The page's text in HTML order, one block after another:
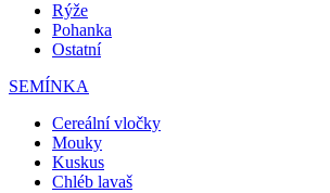
Rýže
Pohanka
Ostatní
SEMÍNKA
Cereální vločky
Mouky
Kuskus
Chléb lavaš